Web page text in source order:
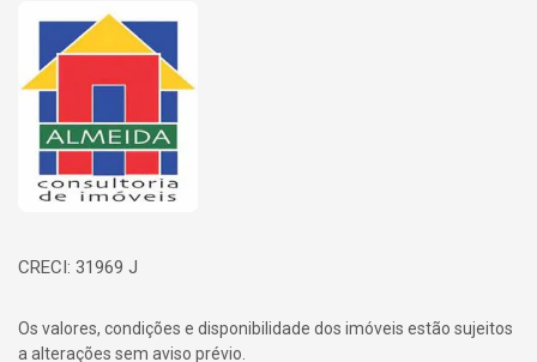
Página inicial
CRECI: 31969 J
Os valores, condições e disponibilidade dos imóveis estão sujeitos
a alterações sem aviso prévio.